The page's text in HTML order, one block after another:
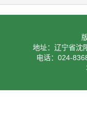
地址：辽宁省沈
电话：024-